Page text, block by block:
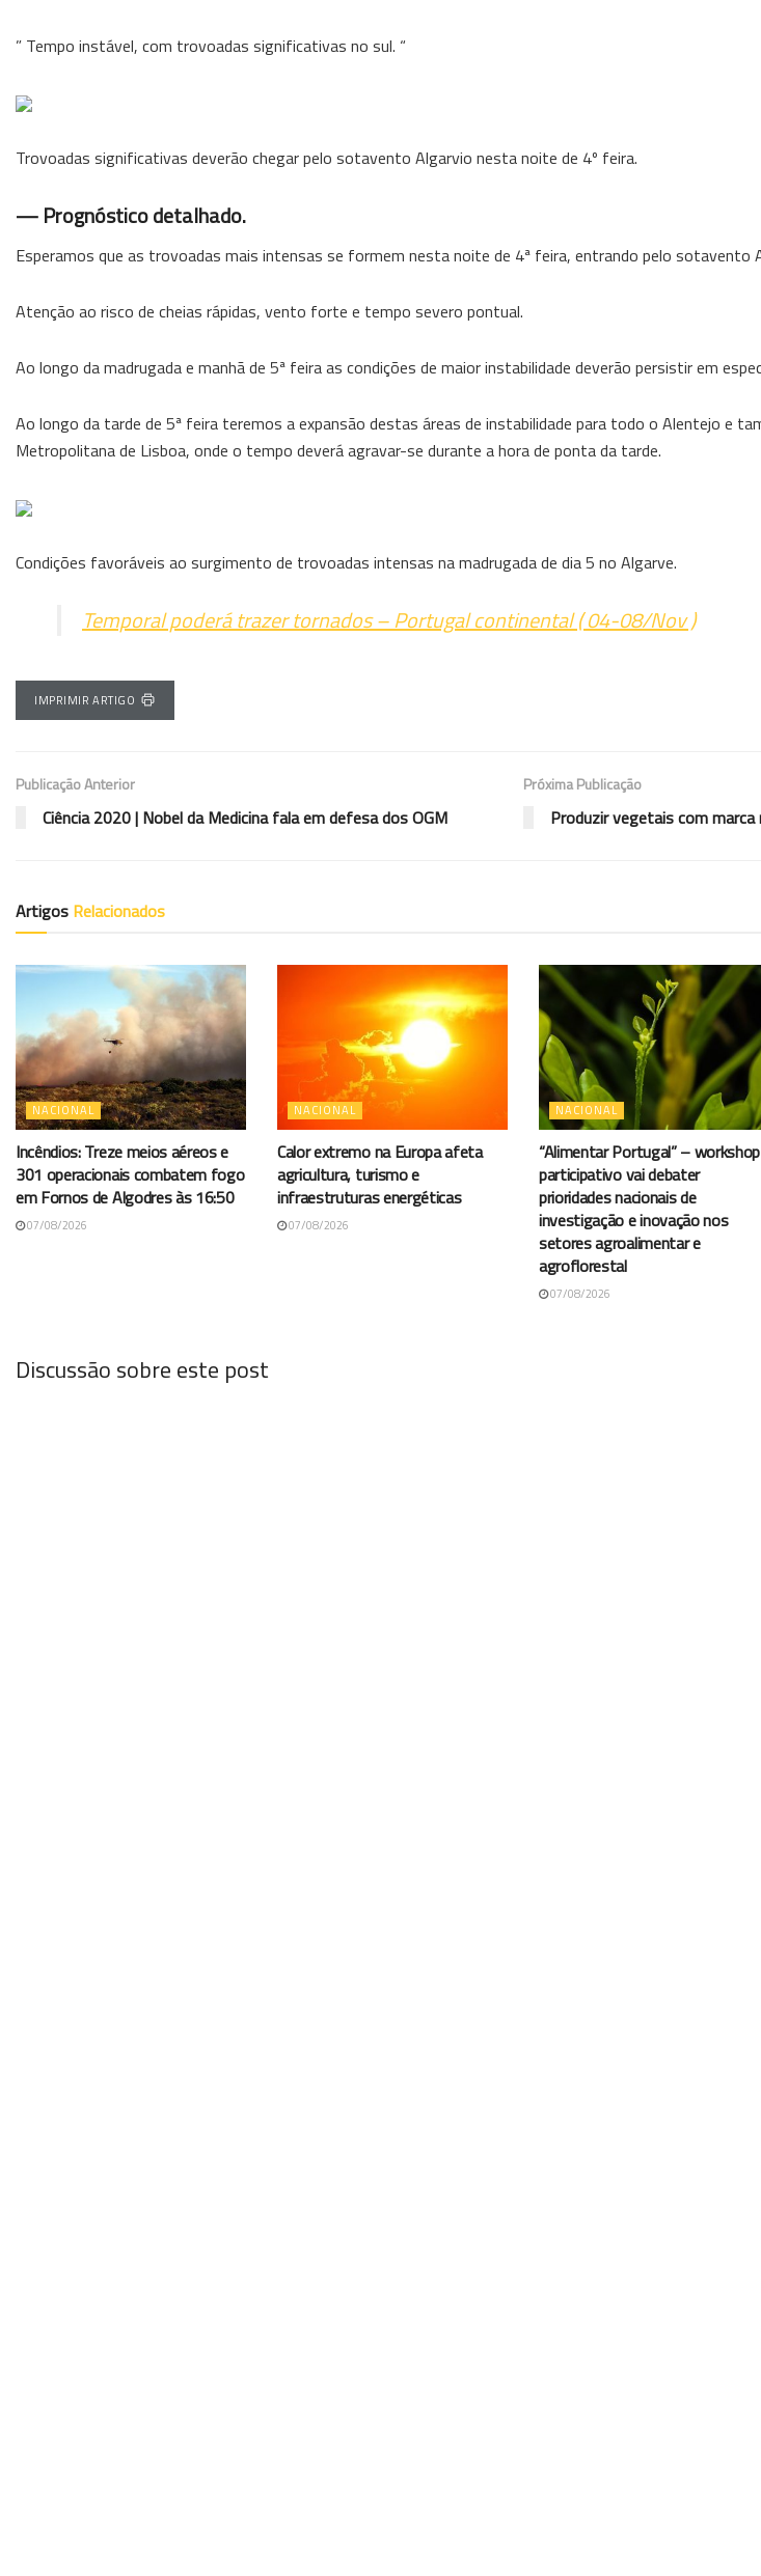
” Tempo instável, com trovoadas significativas no sul. “
Trovoadas significativas deverão chegar pelo sotavento Algarvio nesta noite de 4º feira.
— Prognóstico detalhado.
Esperamos que as trovoadas mais intensas se formem nesta noite de 4ª feira, entrando pelo sotavento
Atenção ao risco de cheias rápidas, vento forte e tempo severo pontual.
Ao longo da madrugada e manhã de 5ª feira as condições de maior instabilidade deverão persistir em
Ao longo da tarde de 5ª feira teremos a expansão destas áreas de instabilidade para todo o Alentejo e
Metropolitana de Lisboa, onde o tempo deverá agravar-se durante a hora de ponta da tarde.
Condições favoráveis ao surgimento de trovoadas intensas na madrugada de dia 5 no Algarve.
Temporal poderá trazer tornados – Portugal continental ( 04-08/Nov )
IMPRIMIR ARTIGO
Publicação Anterior
Ciência 2020 | Nobel da Medicina fala em defesa dos OGM
Próxima Publicação
Produzir vegetais com
Artigos Relacionados
NACIONAL
Incêndios: Treze meios aéreos e
301 operacionais combatem fogo
em Fornos de Algodres às 16:50
07/08/2026
NACIONAL
Calor extremo na Europa afeta
agricultura, turismo e
infraestruturas energéticas
07/08/2026
NACIONAL
“Alimentar Portugal” – workshop
participativo vai debater
prioridades nacionais de
investigação e inovação nos
setores agroalimentar e
agroflorestal
07/08/2026
Discussão sobre este post